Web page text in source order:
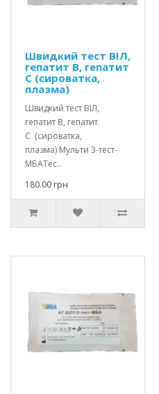
Швидкий тест ВІЛ,
гепатит В, гепатит
С (сироватка,
плазма)
Швидкий тест ВІЛ,
гепатит В, гепатит
С (сироватка,
плазма) Мульти 3-тест-
МБАТес..
180.00 грн